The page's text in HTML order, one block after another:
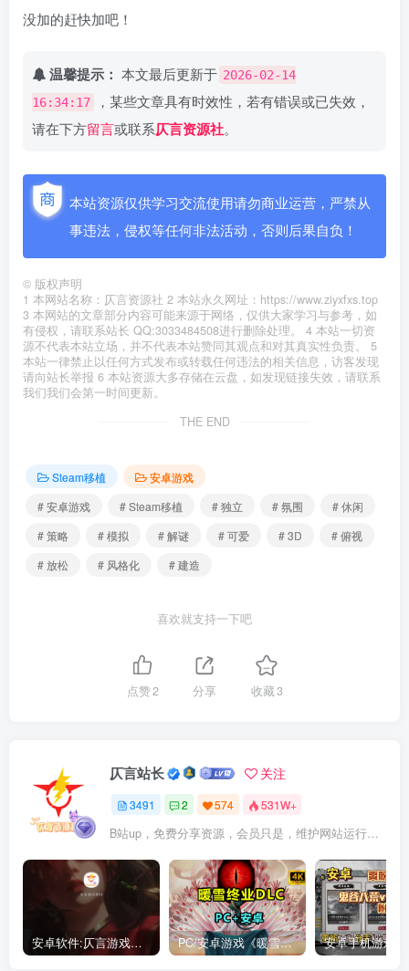
没加的赶快加吧！
温馨提示： 本文最后更新于 2026-02-14
16:34:17
，某些文章具有时效性，若有错误或已失效，
请在下方留言或联系仄言资源社。
本站资源仅供学习交流使用请勿商业运营，严禁从
事违法，侵权等任何非法活动，否则后果自负！
© 版权声明
1 本网站名称：仄言资源社 2 本站永久网址：https://www.ziyxfxs.top
3 本网站的文章部分内容可能来源于网络，仅供大家学习与参考，如
有侵权，请联系站长 QQ:3033484508进行删除处理。 4 本站一切资
源不代表本站立场，并不代表本站赞同其观点和对其真实性负责。 5
本站一律禁止以任何方式发布或转载任何违法的相关信息，访客发现
请向站长举报 6 本站资源大多存储在云盘，如发现链接失效，请联系
我们我们会第一时间更新。
THE END
Steam移植
安卓游戏
# 安卓游戏
# Steam移植 # 独立 # 氛围
# 休闲
# 策略
# 模拟 # 解谜 # 可爱 # 3D
# 俯视
# 放松
# 风格化 # 建造
喜欢就支持一下吧
点赞2 分享 收藏3
仄言站长 关注
3491 2 574 531W+
B站up，免费分享资源，会员只是，维护网站运行，会员权利为可以支持本地下载，更多内容，敬请期待！
安卓软件:仄言游戏库4.0APP全新上架了！没有下的赶紧下载呀！ PC/安卓游戏《暖雪最新v3.1.0.1》终业DLC整合版！